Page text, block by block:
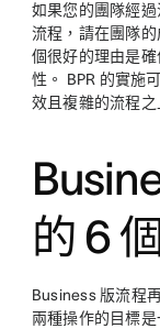
如果您的團隊經
流程，請在團隊
個很好的理由是
性。 BPR 的實施
效且複雜的流程之
的 6
Business 版流程
兩種操作的目標